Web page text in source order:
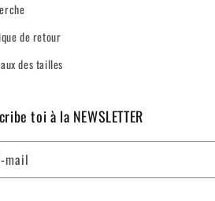
de retour
des tailles
toi à la NEWSLETTER
mail